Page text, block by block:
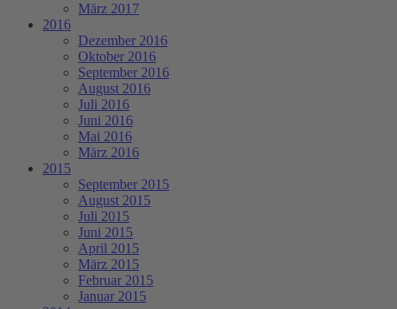
März 2017
2016
Dezember 2016
Oktober 2016
September 2016
August 2016
Juli 2016
Juni 2016
Mai 2016
März 2016
2015
September 2015
August 2015
Juli 2015
Juni 2015
April 2015
März 2015
Februar 2015
Januar 2015